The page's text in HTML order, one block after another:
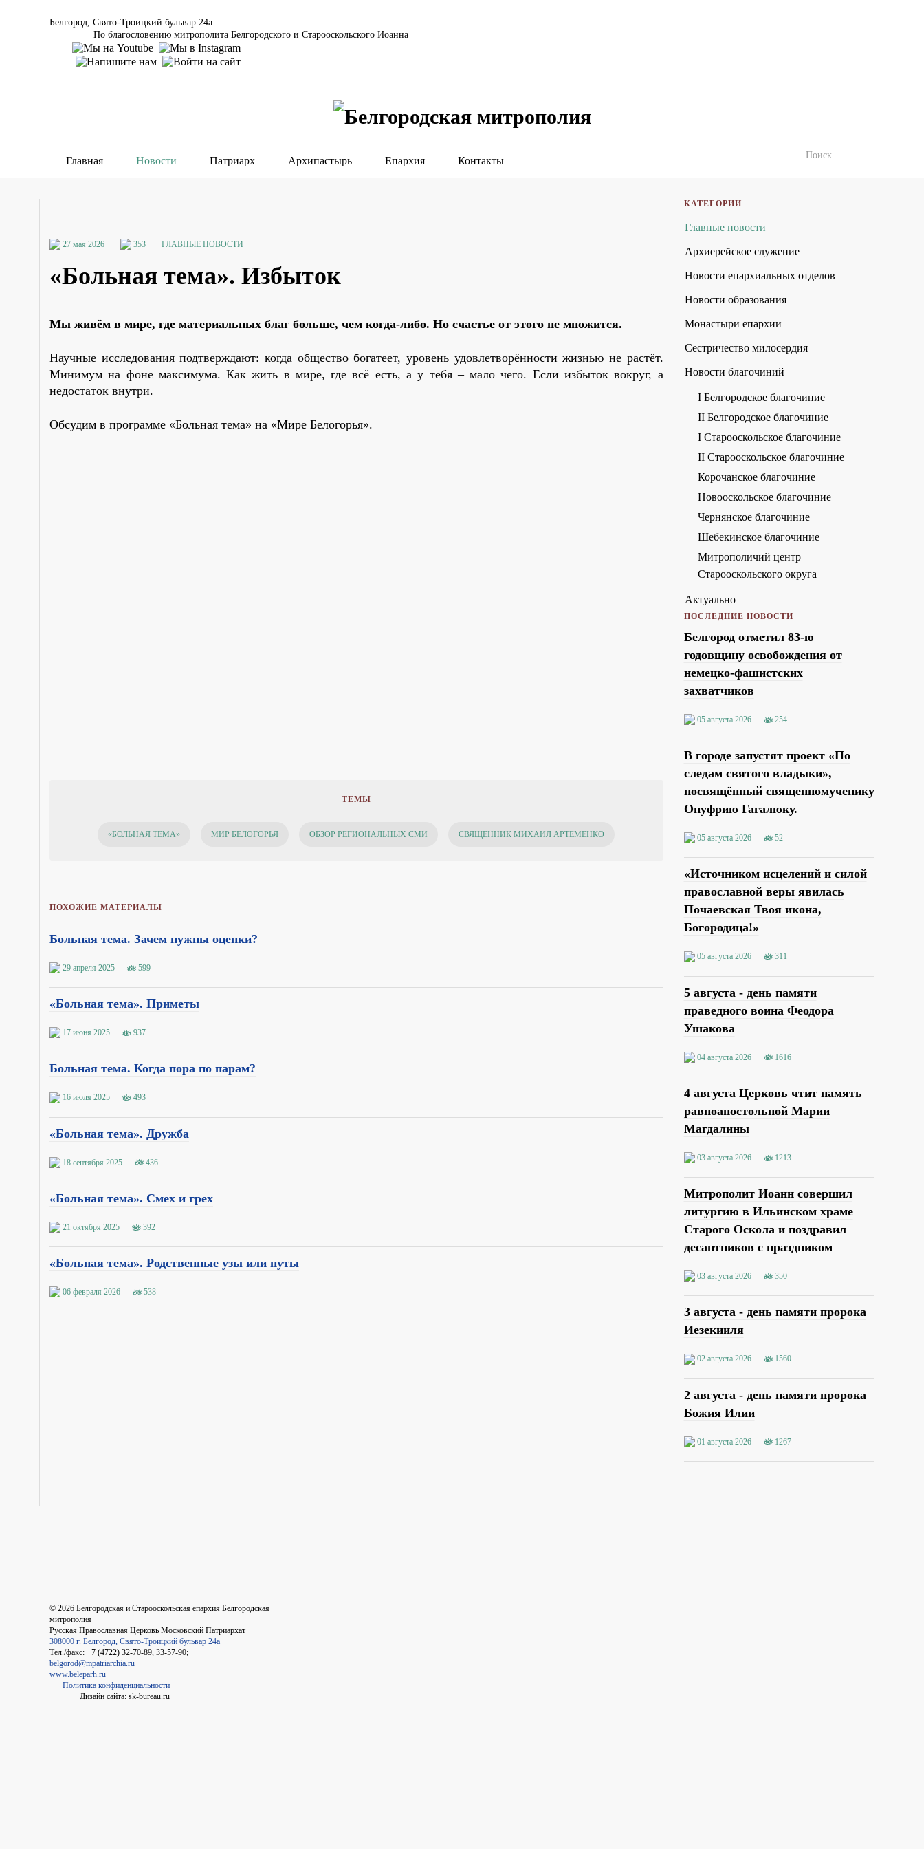
Белгород, Свято-Троицкий бульвар 24а
По благословению митрополита Белгородского и Старооскольского Иоанна
Главная Новости Патриарх Архипастырь Епархия Контакты
27 мая 2026 353 ГЛАВНЫЕ НОВОСТИ
«Больная тема». Избыток
Мы живём в мире, где материальных благ больше, чем когда-либо. Но счастье от этого не множится.
Научные исследования подтверждают: когда общество богатеет, уровень удовлетворённости жизнью не растёт.
Минимум на фоне максимума. Как жить в мире, где всё есть, а у тебя – мало чего. Если избыток вокруг, а
недостаток внутри.
Обсудим в программе «Больная тема» на «Мире Белогорья».
ТЕМЫ
«БОЛЬНАЯ ТЕМА» МИР БЕЛОГОРЬЯ ОБЗОР РЕГИОНАЛЬНЫХ СМИ СВЯЩЕННИК МИХАИЛ АРТЕМЕНКО
ПОХОЖИЕ МАТЕРИАЛЫ
Больная тема. Зачем нужны оценки?
29 апреля 2025 599
«Больная тема». Приметы
17 июня 2025 937
Больная тема. Когда пора по парам?
16 июля 2025 493
«Больная тема». Дружба
18 сентября 2025 436
«Больная тема». Смех и грех
21 октября 2025 392
«Больная тема». Родственные узы или путы
06 февраля 2026 538
КАТЕГОРИИ
Главные новости
Архиерейское служение
Новости епархиальных отделов
Новости образования
Монастыри епархии
Сестричество милосердия
Новости благочиний
I Белгородское благочиние
II Белгородское благочиние
I Старооскольское благочиние
II Старооскольское благочиние
Корочанское благочиние
Новооскольское благочиние
Чернянское благочиние
Шебекинское благочиние
Митрополичий центр
Старооскольского округа
Актуально
ПОСЛЕДНИЕ НОВОСТИ
Белгород отметил 83-ю
годовщину освобождения от
немецко-фашистских
захватчиков
05 августа 2026 254
В городе запустят проект «По
следам святого владыки»,
посвящённый священномученику
Онуфрию Гагалюку.
05 августа 2026 52
«Источником исцелений и силой
православной веры явилась
Почаевская Твоя икона,
Богородица!»
05 августа 2026 311
5 августа - день памяти
праведного воина Феодора
Ушакова
04 августа 2026 1616
4 августа Церковь чтит память
равноапостольной Марии
Магдалины
03 августа 2026 1213
Митрополит Иоанн совершил
литургию в Ильинском храме
Старого Оскола и поздравил
десантников с праздником
03 августа 2026 350
3 августа - день памяти пророка
Иезекииля
02 августа 2026 1560
2 августа - день памяти пророка
Божия Илии
01 августа 2026 1267
© 2026 Белгородская и Старооскольская епархия Белгородская
митрополия
Русская Православная Церковь Московский Патриархат
308000 г. Белгород, Свято-Троицкий бульвар 24а
Тел./факс: +7 (4722) 32-70-89, 33-57-90;
belgorod@mpatriarchia.ru
www.beleparh.ru
Политика конфиденциальности
Дизайн сайта: sk-bureau.ru